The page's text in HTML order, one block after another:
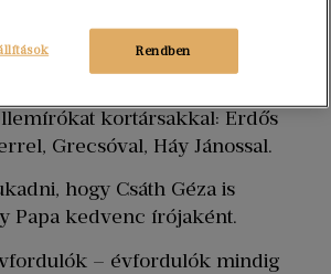
az Ördögkatlan centrumában,
Örkény, Dsida, Yugovits, Ady
kortársakkal: Erdős
Grecsóval, Háy Jánossal.
hogy Csáth Géza is
Papa kedvenc írójaként.
– évfordulók mindig
Rendben